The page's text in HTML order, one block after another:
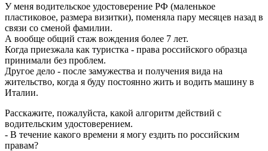
У меня водительское удостоверение РФ (маленькое
пластиковое, размера визитки), поменяла пару месяцев назад в
связи со сменой фамилии.
А вообще общий стаж вождения более 7 лет.
Когда приезжала как туристка - права российского образца
принимали без проблем.
Другое дело - после замужества и получения вида на
жительство, когда я буду постоянно жить и водить машину в
Италии.
Расскажите, пожалуйста, какой алгоритм действий с
водительским удостоверением.
- В течение какого времени я могу ездить по российским
правам?